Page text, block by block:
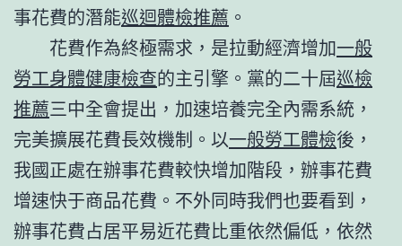
事花費的潛能巡迴體檢推薦 。
花費作為終極需求，是拉動經濟增加一般
勞工身體健康檢查的主引擎。黨的二十屆巡檢
推薦三中全會提出，加速培養完全內需系統，
完美擴展花費長效機制。以一般勞工體檢後，
我國正處在辦事花費較快增加階段，辦事花費
增速快于商品花費。不外同時我們也要看到，
辦事花費占居平易近花費比重依然偏低，依然